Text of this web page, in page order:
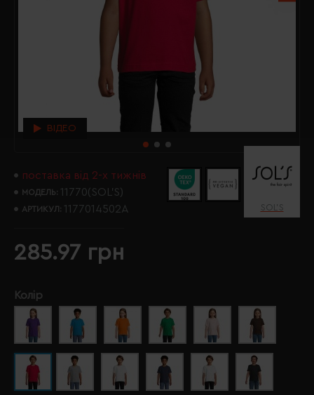
ВІДЕО
поставка від 2-х тижнів
МОДЕЛЬ: 11770(SOL’S)
АРТИКУЛ: 1177014502A SOL’S
285.97 грн
Колір